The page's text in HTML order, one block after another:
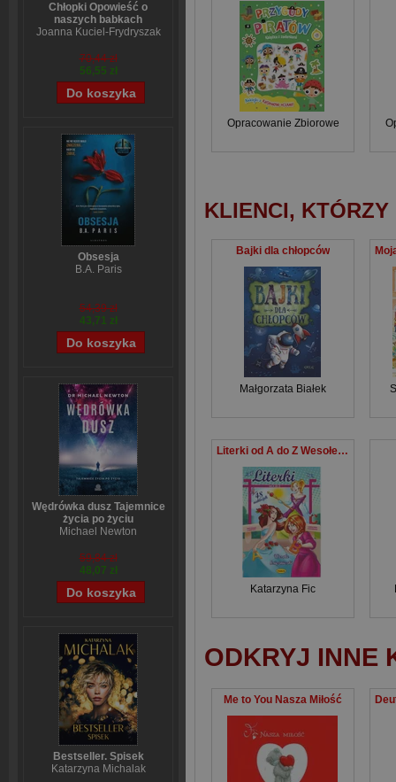
Chłopki Opowieść o
naszych babkach
Joanna Kuciel-Frydryszak
70,44 zł
56,55 zł
Obsesja
B.A. Paris
54,39 zł
43,71 zł
Wędrówka dusz Tajemnice
życia po życiu
Michael Newton
59,84 zł
48,07 zł
Bestseller. Spisek
Katarzyna Michalak
Opracowanie Zbiorowe
KLIENCI,
Bajki dla chłopców
Małgorzata Białek
Literki od A do Z Wesołe księżniczki
Katarzyna Fic
ODKRYJ INNE
Me to You Nasza Miłość